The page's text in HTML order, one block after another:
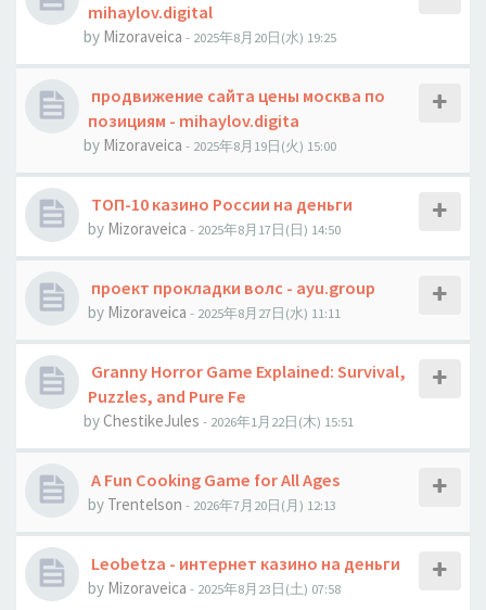
mihaylov.digital
by Mizoraveica - 2025年8月20日(水) 19:25
продвижение сайта цены москва по
позициям - mihaylov.digita
by Mizoraveica - 2025年8月19日(火) 15:00
ТОП-10 казино России на деньги
by Mizoraveica - 2025年8月17日(日) 14:50
проект прокладки волс - ayu.group
by Mizoraveica - 2025年8月27日(水) 11:11
Granny Horror Game Explained: Survival,
Puzzles, and Pure Fe
byChestikeJules - 2026年1月22日(木) 15:51
A Fun Cooking Game for All Ages
by Trentelson - 2026年7月20日(月) 12:13
Leobetza - интернет казино на деньги
by Mizoraveica - 2025年8月23日(土) 07:58